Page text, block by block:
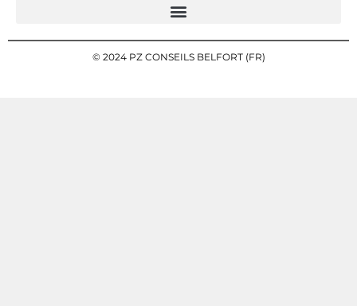
© 2024 PZ CONSEILS BELFORT (FR)